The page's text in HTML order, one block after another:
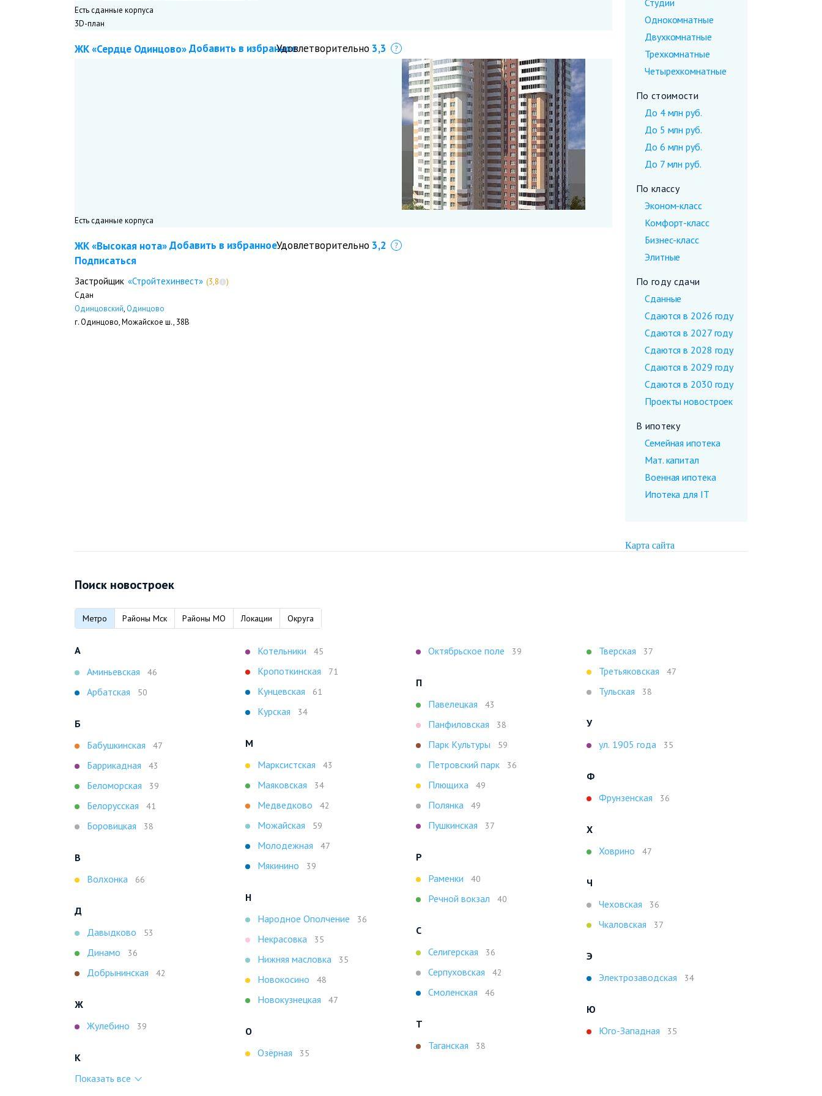
Студии
Однокомнатные
Двухкомнатные
Трехкомнатные
Четырехкомнатные
По стоимости
До 4 млн руб.
До 5 млн руб.
До 6 млн руб.
До 7 млн руб.
По классу
Эконом-класс
Комфорт-класс
Бизнес-класс
Элитные
По году сдачи
Сданные
Сдаются в 2026 году
Сдаются в 2027 году
Сдаются в 2028 году
Сдаются в 2029 году
Сдаются в 2030 году
Проекты новостроек
В ипотеку
Семейная ипотека
Мат. капитал
Военная ипотека
Ипотека для IT
Карта сайта
Есть сданные корпуса
3D-план
ЖК «Сердце Одинцово»Добавить в избранноеУдовлетворительно 3,3 Что это?
Есть сданные корпуса
ЖК «Высокая нота»Добавить в избранное
Подписаться
Застройщик «Стройтехинвест» (3,8 )
Удовлетворительно 3,2 Что это?
Сдан
Одинцовский, Одинцово
г. Одинцово, Можайское ш., 38В
Поиск новостроек
Метро Районы Мск Районы МО Локации Округа
А
Аминьевская
46
Арбатская 50
Б
Бабушкинская
47
Баррикадная 43
Беломорская 39
Белорусская 41
Боровицкая 38
В
Волхонка
66
Д
Давыдково
53
Динамо 36
Добрынинская 42
Ж
Жулебино
39
К
Котельники 45
Кропоткинская 71
Кунцевская 61
Курская 34
М
Марксистская
43
Маяковская 34
Медведково 42
Можайская 59
Молодежная 47
Мякинино 39
Н
Народное Ополчение
36
Некрасовка 35
Нижняя масловка 35
Новокосино 48
Новокузнецкая 47
О
Озёрная
35
Октябрьское поле 39
П
Павелецкая
43
Панфиловская 38
Парк Культуры 59
Петровский парк 36
Плющиха 49
Полянка 49
Пушкинская 37
Р
Раменки
40
Речной вокзал 40
С
Селигерская
36
Серпуховская 42
Смоленская 46
Т
Таганская
38
Тверская 37
Третьяковская 47
Тульская 38
У
ул. 1905 года
35
Ф
Фрунзенская
36
Х
Ховрино
47
Ч
Чеховская
36
Чкаловская 37
Э
Электрозаводская
34
Ю
Юго-Западная
35
Показать все